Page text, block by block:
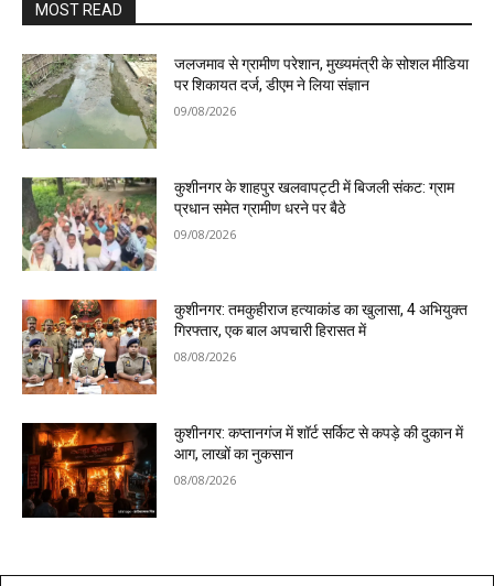
MOST READ
जलजमाव से ग्रामीण परेशान, मुख्यमंत्री के सोशल मीडिया
पर शिकायत दर्ज, डीएम ने लिया संज्ञान
09/08/2026
कुशीनगर के शाहपुर खलवापट्टी में बिजली संकट: ग्राम
प्रधान समेत ग्रामीण धरने पर बैठे
09/08/2026
कुशीनगर: तमकुहीराज हत्याकांड का खुलासा, 4 अभियुक्त
गिरफ्तार, एक बाल अपचारी हिरासत में
08/08/2026
कुशीनगर: कप्तानगंज में शॉर्ट सर्किट से कपड़े की दुकान में
आग, लाखों का नुकसान
08/08/2026